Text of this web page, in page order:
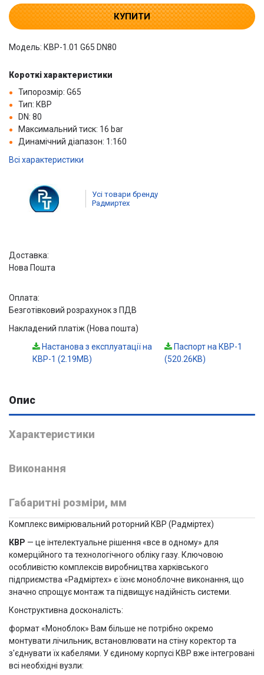
КУПИТИ
Модель: КВР-1.01 G65 DN80
Короткі характеристики
Типорозмір: G65
Тип: КВР
DN: 80
Максимальний тиск: 16 bar
Динамічний діапазон: 1:160
Всі характеристики
Усі товари бренду
Радмиртех
Доставка:
Нова Пошта
Оплата:
Безготівковий розрахунок з ПДВ
Накладений платіж (Нова пошта)
Настанова з експлуатації на
КВР-1 (2.19MB)
Паспорт на КВР-1
(520.26KB)
Опис
Характеристики
Виконання
Габаритні розміри, мм
Комплекс вимірювальний роторний КВР (Радміртех)
КВР — це інтелектуальне рішення «все в одному» для
комерційного та технологічного обліку газу. Ключовою
особливістю комплексів виробництва харківського
підприємства «Радміртех» є їхнє моноблочне виконання, що
значно спрощує монтаж та підвищує надійність системи.
Конструктивна досконалість:
формат «Моноблок» Вам більше не потрібно окремо
монтувати лічильник, встановлювати на стіну коректор та
з'єднувати їх кабелями. У єдиному корпусі КВР вже інтегровані
всі необхідні вузли: